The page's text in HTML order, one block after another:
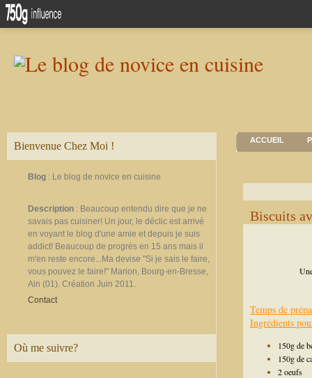
Bienvenue Chez Moi !
Blog : Le blog de novice en cuisine
Description : Beaucoup entendu dire que je ne
savais pas cuisiner! Un jour, le déclic est arrivé
en voyant le blog d'une amie et depuis je suis
addict! Beaucoup de progrès en 15 ans mais il
m'en reste encore...Ma devise "Si je sais le faire,
vous pouvez le faire!" Marion, Bourg-en-Bresse,
Ain (01). Création Juin 2011.
Contact
Où me suivre?
ACCUEIL
Biscuits
Temps de
Ingrédients
150g de
150g de
2 oeufs